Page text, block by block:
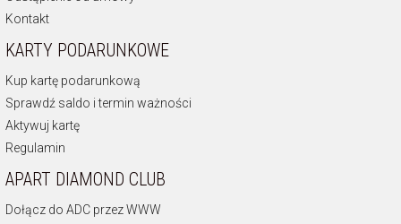
Kontakt
KARTY PODARUNKOWE
Kup kartę podarunkową
Sprawdź saldo i termin ważności
Aktywuj kartę
Regulamin
APART DIAMOND CLUB
Dołącz do ADC przez WWW